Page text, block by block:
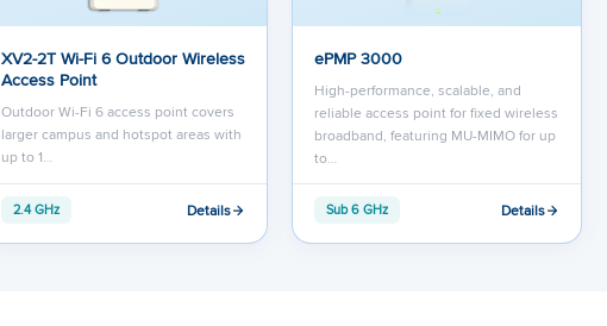
XV2-2T Wi-Fi 6 Outdoor Wireless
Access Point
Outdoor Wi-Fi 6 access point covers
larger campus and hotspot areas with
up to 1…
2.4 GHz Details
ePMP 3000
High-performance, scalable, and
reliable access point for fixed wireless
broadband, featuring MU-MIMO for up
to…
Sub 6 GHz Details